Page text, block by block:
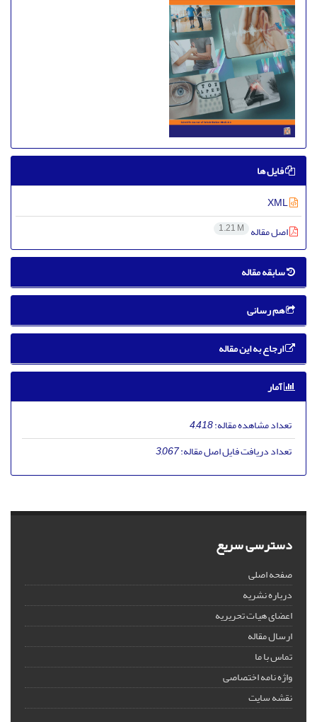
فایل ها
اصل مقاله 1.21 M
سابقه مقاله
هم رسانی
ارجاع به این مقاله
آمار
تعداد مشاهده مقاله:4,418
تعداد دریافت فایل اصل مقاله:3,067
دسترسی سریع
صفحه اصلی
درباره نشریه
اعضای هیات تحریریه
ارسال مقاله
تماس با ما
واژه نامه اختصاصی
نقشه سایت